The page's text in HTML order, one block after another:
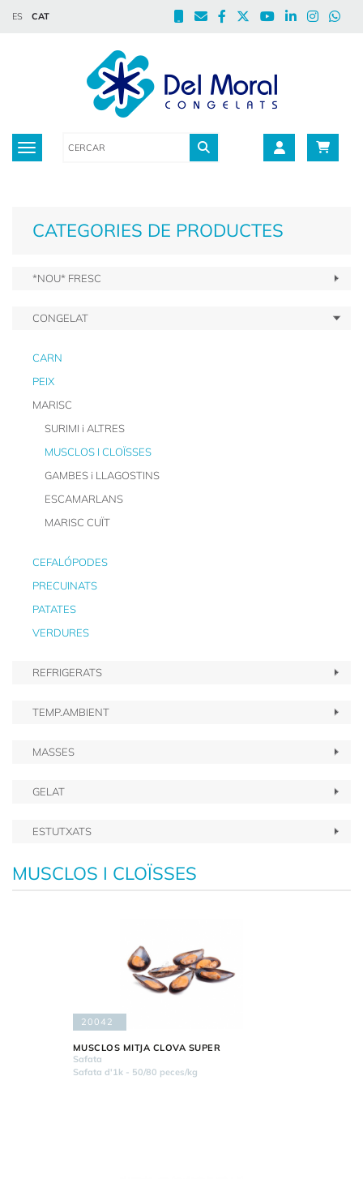
ES CAT
Toggle navigation
CATEGORIES DE PRODUCTES
*NOU* FRESC
CONGELAT
CARN
PEIX
MARISC
SURIMI i ALTRES
MUSCLOS I CLOÏSSES
GAMBES i LLAGOSTINS
ESCAMARLANS
MARISC CUÏT
CEFALÓPODES
PRECUINATS
PATATES
VERDURES
REFRIGERATS
TEMP.AMBIENT
MASSES
GELAT
ESTUTXATS
MUSCLOS I CLOÏSSES
20042
MUSCLOS MITJA CLOVA SUPER
Safata
Safata d'1k - 50/80 peces/kg